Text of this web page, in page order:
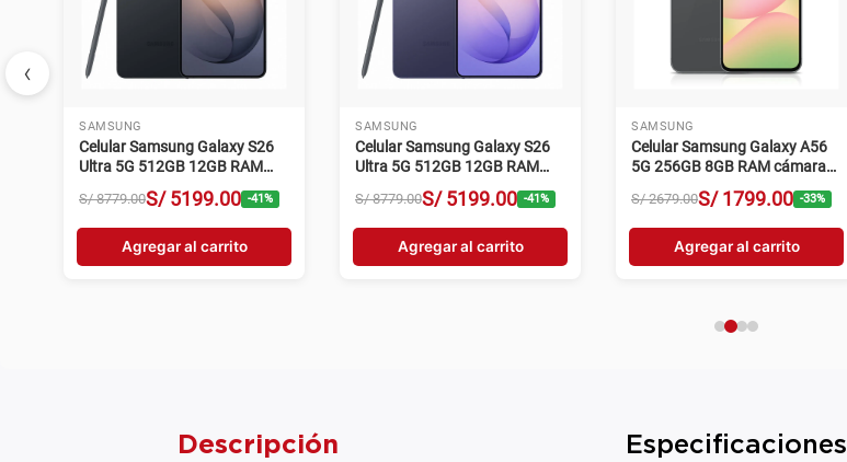
‹
SAMSUNG
Celular Samsung Galaxy S26
Ultra 5G 512GB 12GB RAM
200MP Negro
S/ 8779.00S/ 5199.00 -41 %
Agregar al carrito
SAMSUNG
Celular Samsung Galaxy S26
Ultra 5G 512GB 12GB RAM
Cámara 200MP violeta
S/ 8779.00S/ 5199.00 -41 %
Agregar al carrito
SAMSUNG
Celular Samsung Galaxy A56
5G 256GB 8GB RAM cámara
50MP negro
S/ 2679.00S/ 1799.00 -33%
Agregar al carrito
Descripción Especificaciones